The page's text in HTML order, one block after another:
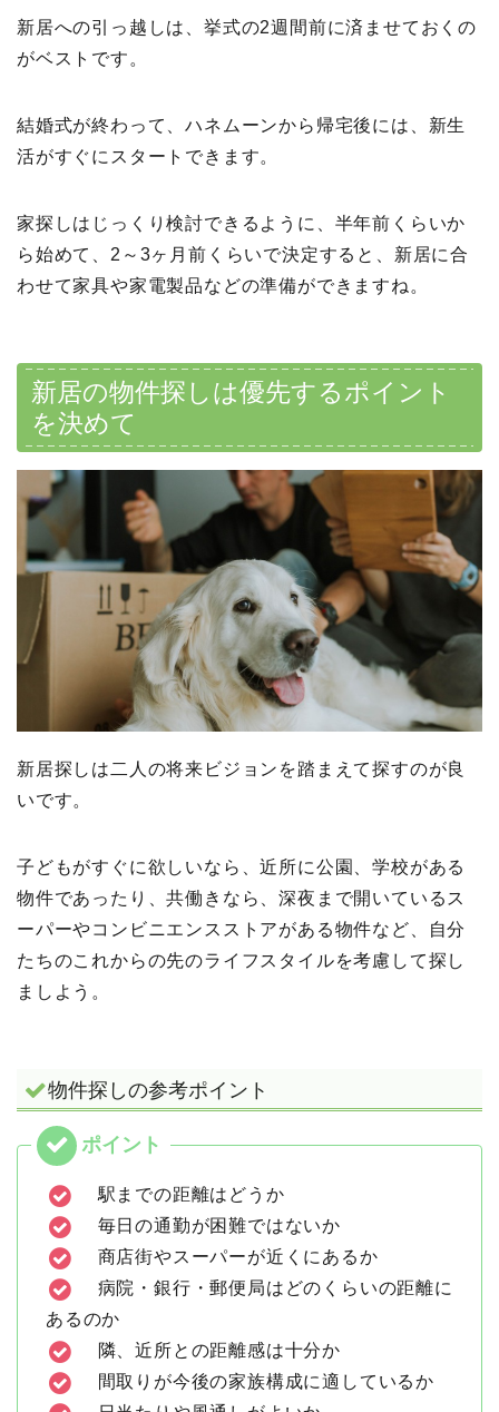
新居への引っ越しは、挙式の2週間前に済ませておくの
がベストです。
結婚式が終わって、ハネムーンから帰宅後には、新生
活がすぐにスタートできます。
家探しはじっくり検討できるように、半年前くらいか
ら始めて、2～3ヶ月前くらいで決定すると、新居に合
わせて家具や家電製品などの準備ができますね。
新居の物件探しは優先するポイント
を決めて
新居探しは二人の将来ビジョンを踏まえて探すのが良
いです。
子どもがすぐに欲しいなら、近所に公園、学校がある
物件であったり、共働きなら、深夜まで開いているス
ーパーやコンビニエンスストアがある物件など、自分
たちのこれからの先のライフスタイルを考慮して探し
ましよう。
物件探しの参考ポイント
駅までの距離はどうか
毎日の通勤が困難ではないか
商店街やスーパーが近くにあるか
病院・銀行・郵便局はどのくらいの距離に
あるのか
隣、近所との距離感は十分か
間取りが今後の家族構成に適しているか